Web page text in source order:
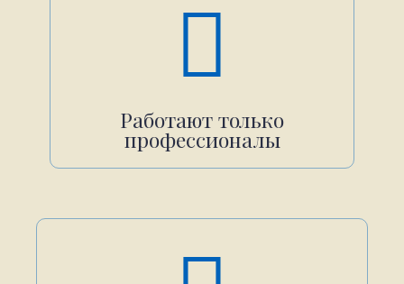
Работают только
профессионалы